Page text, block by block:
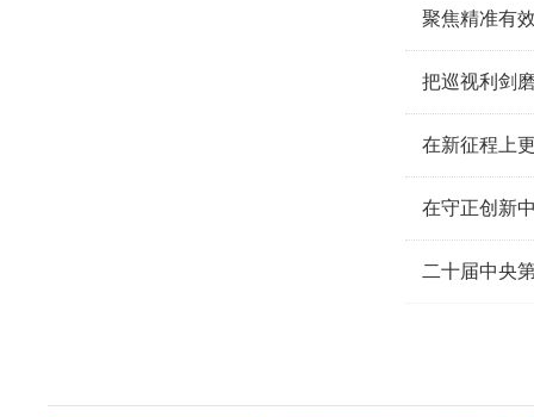
把巡视利剑
在新征程上
在守正创新
二十届中央